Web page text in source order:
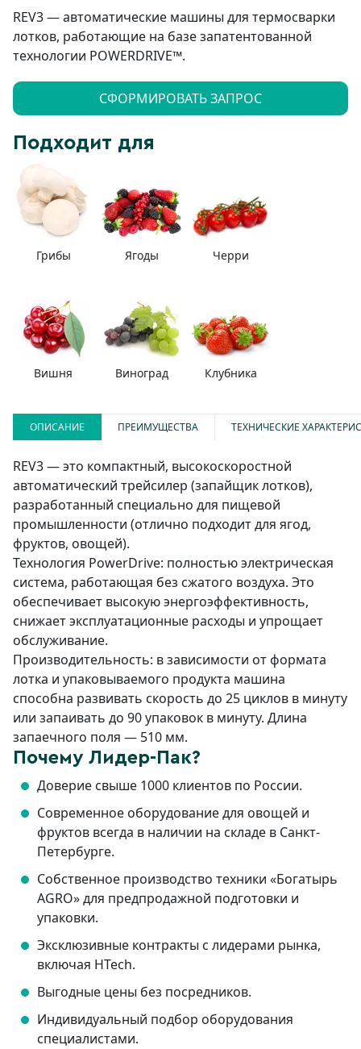
REV3 — автоматические машины для термосварки
лотков, работающие на базе запатентованной
технологии POWERDRIVE™.
СФОРМИРОВАТЬ ЗАПРОС
Подходит для
Грибы Ягоды Черри
Вишня Виноград Клубника
ОПИСАНИЕ ПРЕИМУЩЕСТВА ТЕХНИЧЕСКИЕ
REV3 — это компактный, высокоскоростной
автоматический трейсилер (запайщик лотков),
разработанный специально для пищевой
промышленности (отлично подходит для ягод,
фруктов, овощей).
Технология PowerDrive: полностью электрическая
система, работающая без сжатого воздуха. Это
обеспечивает высокую энергоэффективность,
снижает эксплуатационные расходы и упрощает
обслуживание.
Производительность: в зависимости от формата
лотка и упаковываемого продукта машина
способна развивать скорость до 25 циклов в минуту
или запаивать до 90 упаковок в минуту. Длина
запаечного поля — 510 мм.
Почему Лидер-Пак?
Доверие свыше 1000 клиентов по России.
Современное оборудование для овощей и
фруктов всегда в наличии на складе в Санкт-
Петербурге.
Собственное производство техники «Богатырь
AGRO» для предпродажной подготовки и
упаковки.
Эксклюзивные контракты с лидерами рынка,
включая HTech.
Выгодные цены без посредников.
Индивидуальный подбор оборудования
специалистами.